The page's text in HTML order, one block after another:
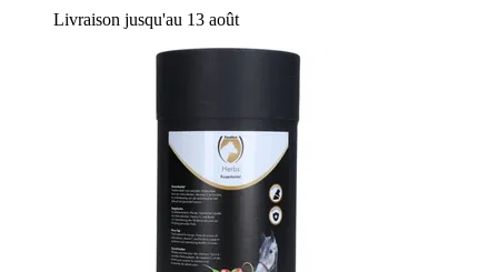
Livraison jusqu'au 13 août